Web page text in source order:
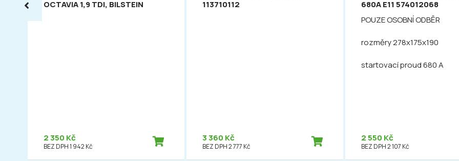
OCTAVIA 1,9 TDI, BILSTEIN
2 350 Kč
BEZ DPH 1 942 Kč
113710112
3 360 Kč
BEZ DPH 2 777 Kč
680A E11 574012068
POUZE OSOBNÍ ODBĚR
rozměry 278x175x190
startovací proud 680 A
2 550 Kč
BEZ DPH 2 107 Kč